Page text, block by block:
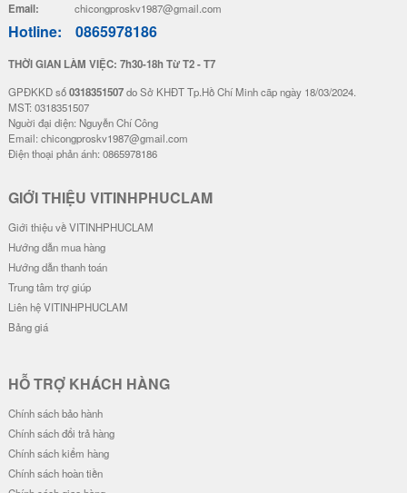
Email: chicongproskv1987@gmail.com
Hotline: 0865978186
THỜI GIAN LÀM VIỆC: 7h30-18h Từ T2 - T7
GPĐKKD số0318351507do Sở KHĐT Tp.Hồ Chí Minh cãp ngày 18/03/2024.
MST: 0318351507
Nguời đại diện: Nguyễn Chí Công
Email: chicongproskv1987@gmail.com
Điện thoại phản ánh: 0865978186
GIỚI THIỆU VITINHPHUCLAM
Giới thiệu về VITINHPHUCLAM
Hướng dẫn mua hàng
Hướng dẫn thanh toán
Trung tâm trợ giúp
Liên hệ VITINHPHUCLAM
Bảng giá
HỖ TRỢ KHÁCH HÀNG
Chính sách bảo hành
Chính sách đổi trả hàng
Chính sách kiểm hàng
Chính sách hoàn tiền